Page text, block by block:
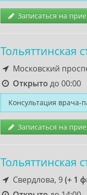
Записаться на
Тольяттинская
Московский
Открыто до 00:00
Консультация врача-
Записаться на
Тольяттинская
Свердлова, 9(+ 1